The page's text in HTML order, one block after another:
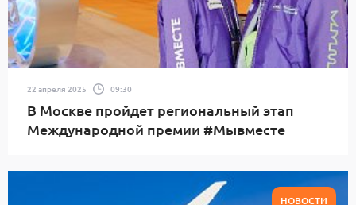
22 апреля 2025 09:30
В Москве пройдет региональный этап
Международной премии #Мывместе
НОВОСТИ